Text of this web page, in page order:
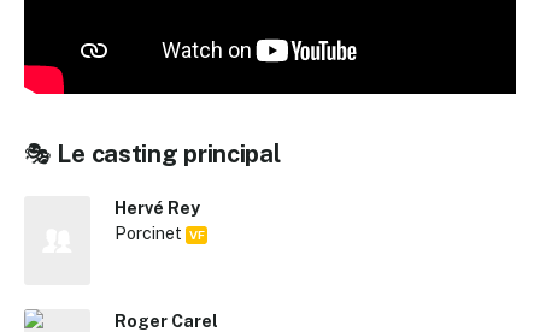
🎭 Le casting principal
Hervé Rey
Porcinet VF
Roger Carel